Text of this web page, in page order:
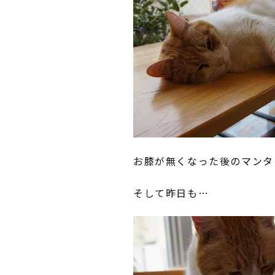
お膝が無くなった後のマン
そして昨日も…